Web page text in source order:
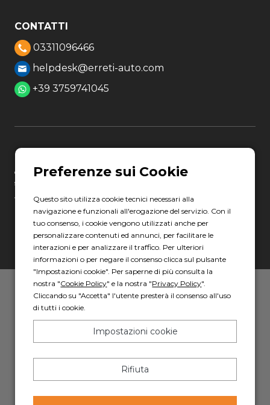
CONTATTI
03311096466
helpdesk@erreti-auto.com
+39 3759741045
coordinamento ai sensi degli art. 2497 e 2497-bis c.c. da parte della
società Gruppo Italia Vendita Auto S.p.A. C.F. 13007321006
Via Giovanni Nicotera, 29 - 00195 Roma
C.F. e P.IVA: 17967781000
PEC: erretiauto@legalmail.it
Privacy policy-Cookie policy
Questo sito utilizza cookie tecnici necessari alla
navigazione e funzionali all'erogazione del servizio. Con il
tuo consenso, i cookie vengono utilizzati anche per
personalizzare contenuti ed annunci, per facilitare le
interazioni e per analizzare il traffico. Per ulteriori
informazioni o per negare il consenso clicca sul pulsante
"Impostazioni cookie". Per saperne di più consulta la
nostra "Cookie Policy" e la nostra "Privacy Policy".
Cliccando su "Accetta" l'utente presterà il consenso all'uso
di tutti i cookie.
Impostazioni cookie
Rifiuta